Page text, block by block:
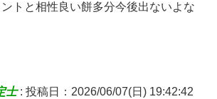
トと相性良い餅多分今後出ないよな
士: 投稿日：2026/06/07(日) 19:42:42